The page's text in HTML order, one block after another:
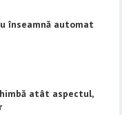
înseamnă automat
atât aspectul,